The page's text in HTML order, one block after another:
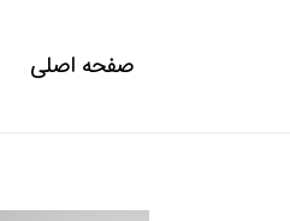
صفحه اصلی